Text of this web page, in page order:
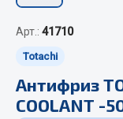
QITONG
Весь раздел
Отопители
Арт.: 41710
Totachi
Антифриз
COOLANT -